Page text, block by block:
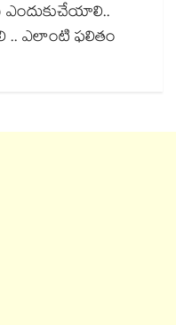
ఎందుకుచేయాలి..
ఎలాంటి ఫలితం